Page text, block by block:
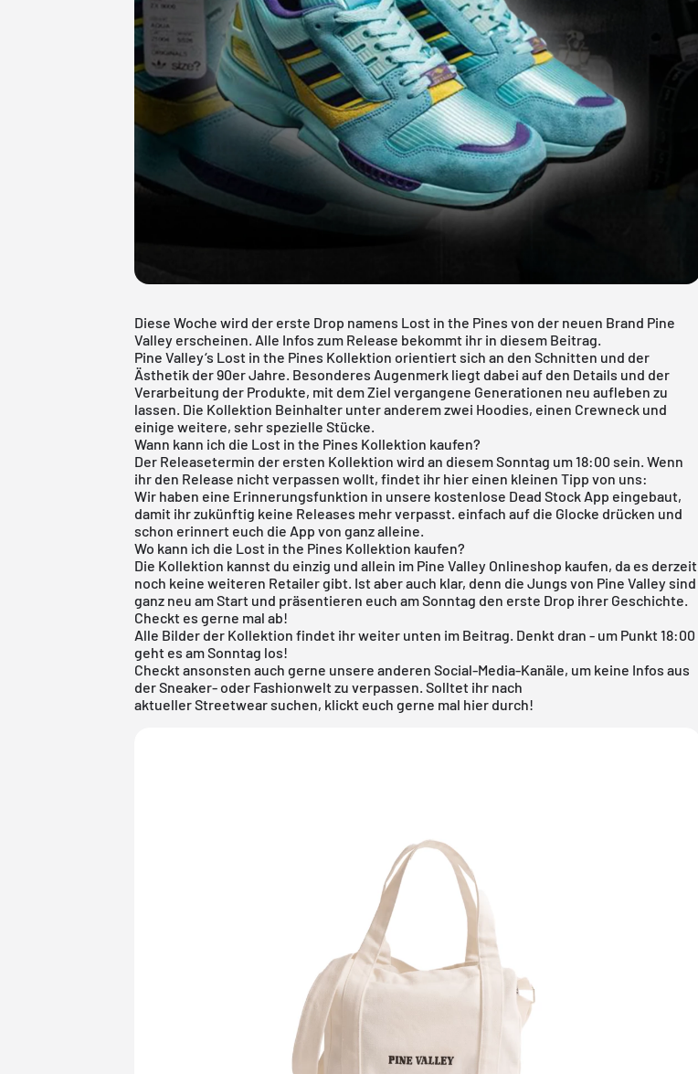
Diese Woche wird der erste Drop namens Lost in the Pines von der neuen Brand Pine
Valley erscheinen. Alle Infos zum Release bekommt ihr in diesem Beitrag.
Pine Valley‘s Lost in the Pines Kollektion orientiert sich an den Schnitten und der
Ästhetik der 90er Jahre. Besonderes Augenmerk liegt dabei auf den Details und der
Verarbeitung der Produkte, mit dem Ziel vergangene Generationen neu aufleben zu
lassen. Die Kollektion Beinhalter unter anderem zwei Hoodies, einen Crewneck und
einige weitere, sehr spezielle Stücke.
Wann kann ich die Lost in the Pines Kollektion kaufen?
Der Releasetermin der ersten Kollektion wird an diesem Sonntag um 18:00 sein. Wenn
ihr den Release nicht verpassen wollt, findet ihr hier einen kleinen Tipp von uns:
Wir haben eine Erinnerungsfunktion in unsere kostenlose Dead Stock App eingebaut,
damit ihr zukünftig keine Releases mehr verpasst. einfach auf die Glocke drücken und
schon erinnert euch die App von ganz alleine.
Wo kann ich die Lost in the Pines Kollektion kaufen?
Die Kollektion kannst du einzig und allein im Pine Valley Onlineshop kaufen, da es derzeit
noch keine weiteren Retailer gibt. Ist aber auch klar, denn die Jungs von Pine Valley sind
ganz neu am Start und präsentieren euch am Sonntag den erste Drop ihrer Geschichte.
Checkt es gerne mal ab!
Alle Bilder der Kollektion findet ihr weiter unten im Beitrag. Denkt dran - um Punkt 18:00
geht es am Sonntag los!
Checkt ansonsten auch gerne unsere anderen Social-Media-Kanäle, um keine Infos aus
der Sneaker- oder Fashionwelt zu verpassen. Solltet ihr nach
aktuellerStreetwearsuchen, klickt euch gerne mal hier durch!